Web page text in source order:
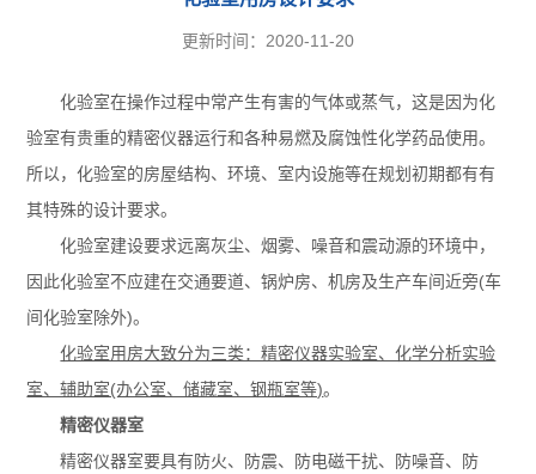
更新时间：2020-11-20
化验室在操作过程中常产生有害的气体或蒸气，这是因为化
验室有贵重的精密仪器运行和各种易燃及腐蚀性化学药品使用。
所以，化验室的房屋结构、环境、室内设施等在规划初期都有有
其特殊的设计要求。
化验室建设要求远离灰尘、烟雾、噪音和震动源的环境中，
因此化验室不应建在交通要道、锅炉房、机房及生产车间近旁(车
间化验室除外)。
化验室用房大致分为三类：精密仪器实验室、化学分析实验
室、辅助室(办公室、储藏室、钢瓶室等)。
精密仪器室
精密仪器室要具有防火、防震、防电磁干扰、防噪音、防